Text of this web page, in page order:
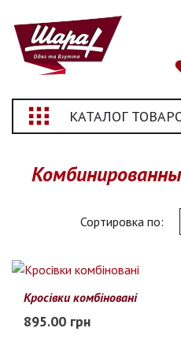
КАТАЛОГ
Сортировка по:
Кросівки комбіновані
895.00 грн